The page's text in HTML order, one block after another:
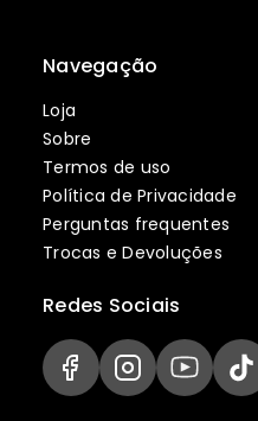
Navegação
Loja
Sobre
Termos de uso
Política de Privacidade
Perguntas frequentes
Trocas e Devoluções
Redes Sociais